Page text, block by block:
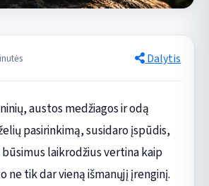
Dalytis
austos medžiagos ir odą
pasirinkimą, susidaro įspūdis,
laikrodžius vertina kaip
ne tik dar vieną išmanųjį įrenginį.